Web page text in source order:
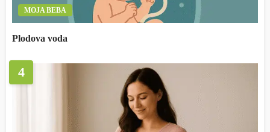
MOJA BEBA
Plodova voda
4